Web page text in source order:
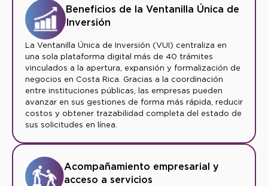
Beneficios de la Ventanilla Única de
Inversión
La Ventanilla Única de Inversión (VUI) centraliza en
una sola plataforma digital más de 40 trámites
vinculados a la apertura, expansión y formalización de
negocios en Costa Rica. Gracias a la coordinación
entre instituciones públicas, las empresas pueden
avanzar en sus gestiones de forma más rápida, reducir
costos y obtener trazabilidad completa del estado de
sus solicitudes en línea.
Acompañamiento empresarial y
acceso a servicios